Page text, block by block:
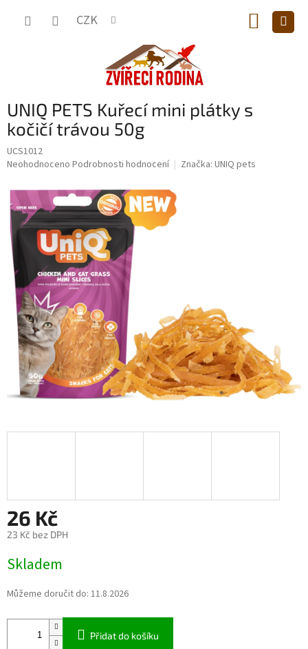
CZK
KOŠÍK
UNIQ PETS Kuřecí mini plátky s
kočičí trávou 50g
UCS1012
Průměrné
produktu
je
0,0
z
hvězdiček.
Neohodnoceno Podrobnosti hodnocení Značka: UNIQ pets
26 Kč
23 Kč bez DPH
cena:
Skladem
Můžeme doručit do: 11.8.2026
Přidat do košíku